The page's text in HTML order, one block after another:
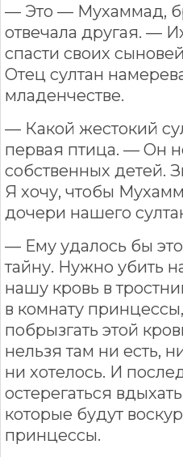
— Это — Мухаммад,
отвечала другая. —
спасти своих
Отец султан
младенчестве.
— Какой жестокий
первая птица. — Он
собственных детей.
Я хочу, чтобы
дочери нашего
— Ему удалось бы
тайну. Нужно убить
нашу кровь в
в комнату
побрызгать этой
нельзя там ни есть,
ни хотелось. И
остерегаться
которые будут
принцессы.